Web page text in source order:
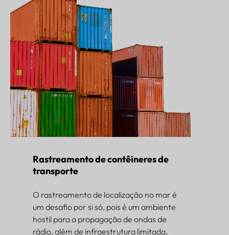
Rastreamento de contêineres de
transporte
O rastreamento de localização no mar é
um desafio por si só, pois é um ambiente
hostil para a propagação de ondas de
rádio, além de infraestrutura limitada,